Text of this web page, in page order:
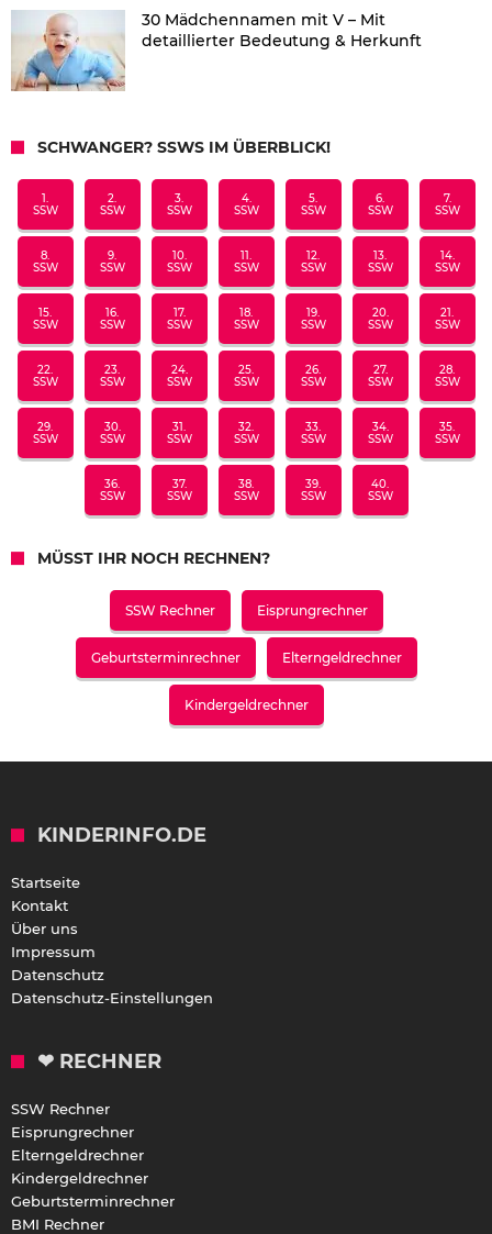
30 Mädchennamen mit V – Mit
detaillierter Bedeutung & Herkunft
SCHWANGER? SSWS IM ÜBERBLICK!
1.
SSW
2.
SSW
3.
SSW
4.
SSW
5.
SSW
6.
SSW
7.
SSW
8.
SSW
9.
SSW
10.
SSW
11.
SSW
12.
SSW
13.
SSW
14.
SSW
15.
SSW
16.
SSW
17.
SSW
18.
SSW
19.
SSW
20.
SSW
21.
SSW
22.
SSW
23.
SSW
24.
SSW
25.
SSW
26.
SSW
27.
SSW
28.
SSW
29.
SSW
30.
SSW
31.
SSW
32.
SSW
33.
SSW
34.
SSW
35.
SSW
36.
SSW
37.
SSW
38.
SSW
39.
SSW
40.
SSW
MÜSST IHR NOCH RECHNEN?
SSW Rechner Eisprungrechner
Geburtsterminrechner Elterngeldrechner
Kindergeldrechner
KINDERINFO.DE
Startseite
Kontakt
Über uns
Impressum
Datenschutz
Datenschutz-Einstellungen
❤ RECHNER
SSW Rechner
Eisprungrechner
Elterngeldrechner
Kindergeldrechner
Geburtsterminrechner
BMI Rechner